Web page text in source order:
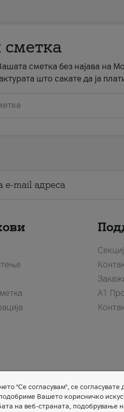
сметка
сметка без најава на
што сакате да ја
A1
"Се согласувам", се согласувате
Вашето корисничко
на веб-страната, подобрување